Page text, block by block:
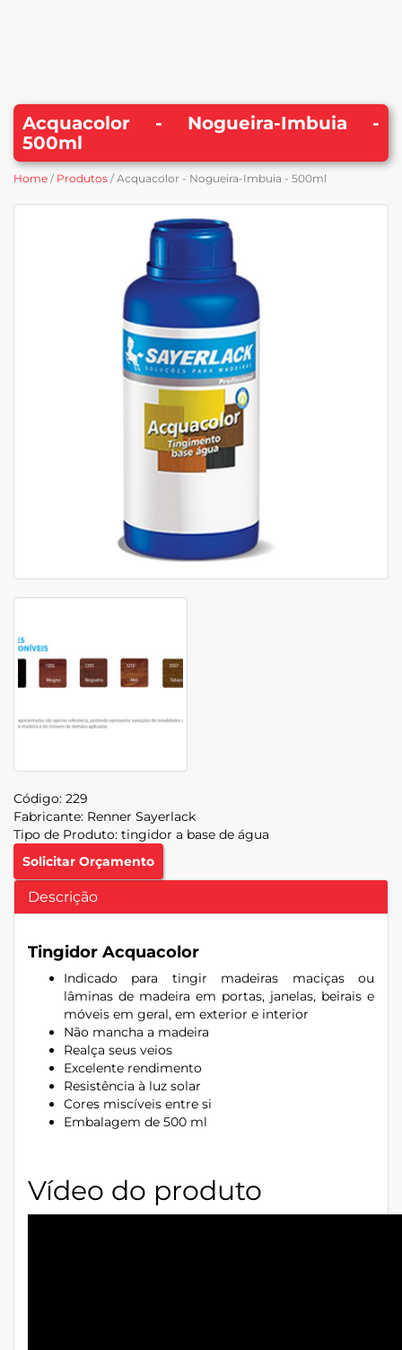
Acquacolor - Nogueira-Imbuia -
500ml
Home / Produtos / Acquacolor - Nogueira-Imbuia - 500ml
Código: 229
Fabricante: Renner Sayerlack
Tipo de Produto: tingidor a base de água
Solicitar Orçamento
Descrição
Tingidor Acquacolor
Indicado para tingir madeiras maciças ou
lâminas de madeira em portas, janelas, beirais e
móveis em geral, em exterior e interior
Não mancha a madeira
Realça seus veios
Excelente rendimento
Resistência à luz solar
Cores miscíveis entre si
Embalagem de 500 ml
Vídeo do produto